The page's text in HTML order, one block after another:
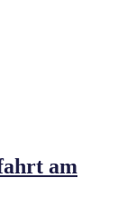
am